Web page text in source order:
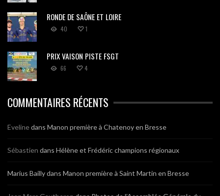
RONDE DE SAÔNE ET LOIRE
40 1
PRIX VAISON PISTE FSGT
66 4
COMMENTAIRES RÉCENTS
Evelinedans Manon première à Chatenoy en Bresse
Sébastien dans Hélène et Frédéric champions régionaux
Marius Baillydans Manon première à Saint Martin en Bresse